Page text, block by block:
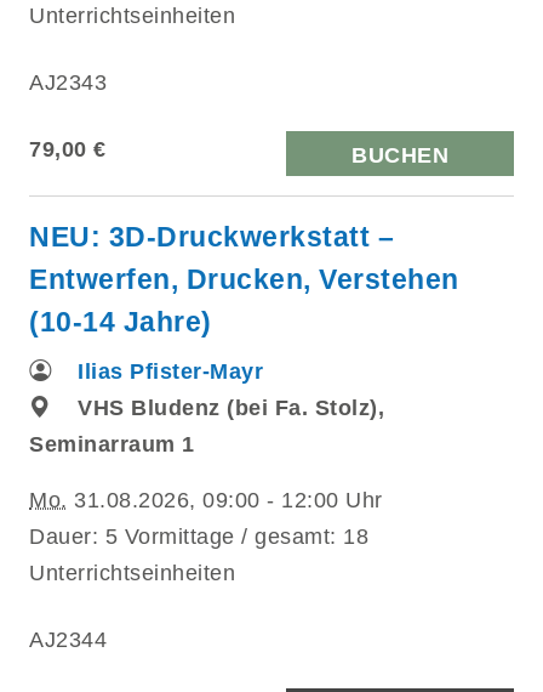
Unterrichtseinheiten
AJ2343
79,00 € BUCHEN
NEU: 3D-Druckwerkstatt –
Entwerfen, Drucken, Verstehen
(10-14 Jahre)
Ilias Pfister-Mayr
VHS Bludenz (bei Fa. Stolz),
Seminarraum 1
Mo. 31.08.2026, 09:00 - 12:00 Uhr
Dauer: 5 Vormittage / gesamt: 18
Unterrichtseinheiten
AJ2344